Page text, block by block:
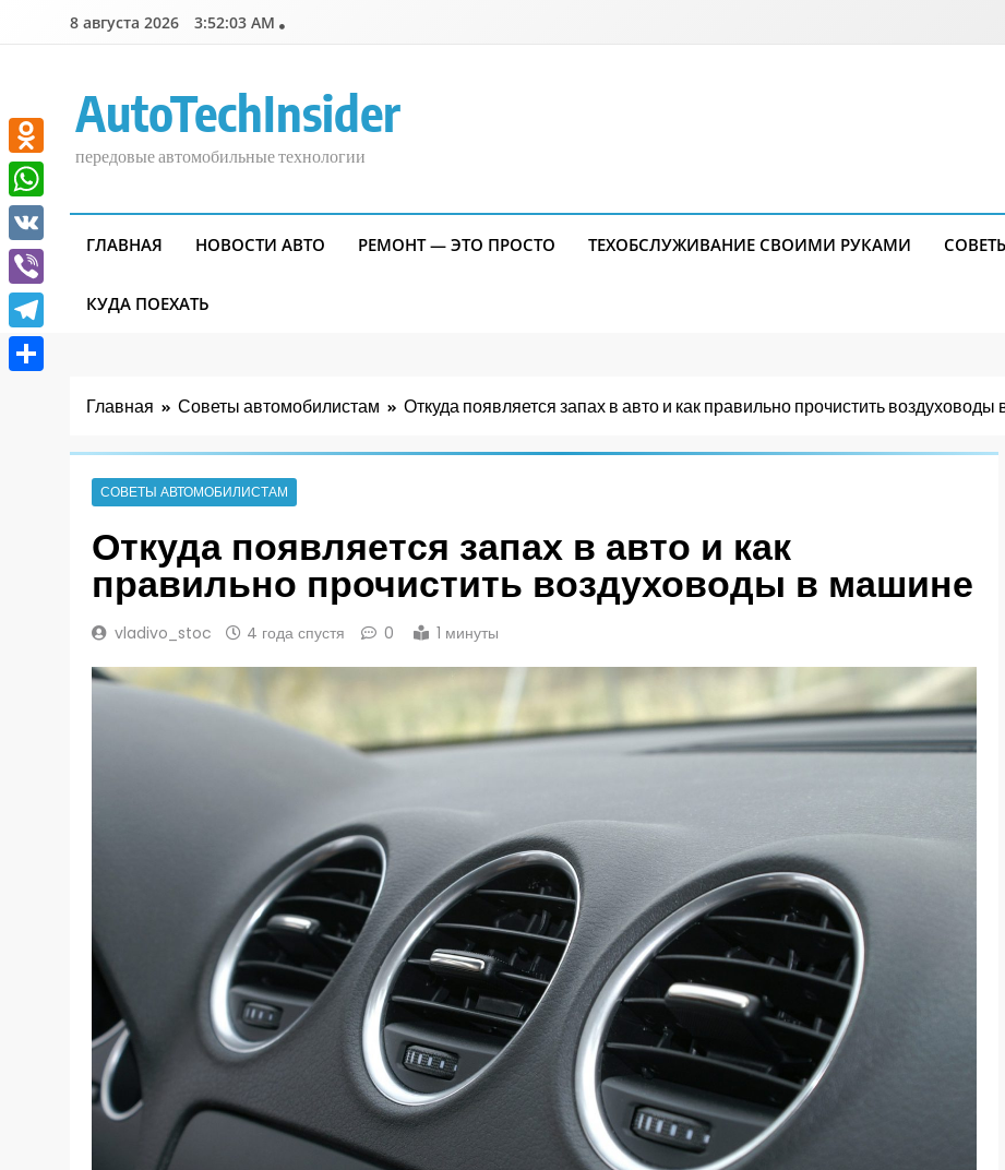
8 августа 2026 3:52:05 AM
AutoTechInsider
передовые автомобильные технологии
ГЛАВНАЯ НОВОСТИ АВТО РЕМОНТ — ЭТО ПРОСТО ТЕХОБСЛУЖИВАНИЕ СВОИМИ РУКАМИ
КУДА ПОЕХАТЬ
Главная Советы автомобилистам Откуда появляется запах в авто и как правильно прочистить
СОВЕТЫ АВТОМОБИЛИСТАМ
Откуда появляется запах в авто и как
правильно прочистить воздуховоды в машине
vladivo_stoc 4 года спустя 0 1 минуты
Odnoklassniki
WhatsApp
VK
Viber
Telegram